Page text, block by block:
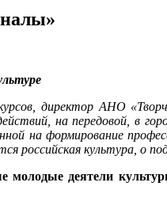
директор АНО
на передовой, в
на формирование
российская культура, о
деятели